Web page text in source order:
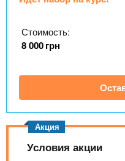
n
s
.
е
н
За
Стоимость:
8 000грн
Условия акции